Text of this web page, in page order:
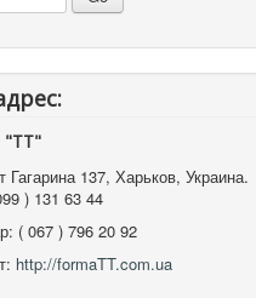
"ТТ"
Гагарина 137, Харьков, Украина.
) 131 63 44
( 067 ) 796 20 92
http://formaTT.com.ua